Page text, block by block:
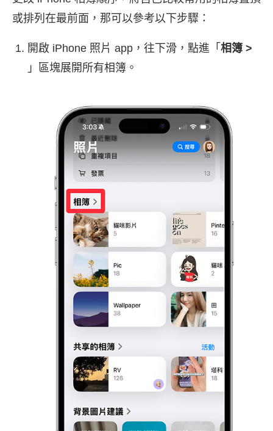
或排列在最前面，那可以參考以下步驟：
開啟 iPhone 照片 app，往下滑，點進「 相簿 >
」區塊展開所有相簿。